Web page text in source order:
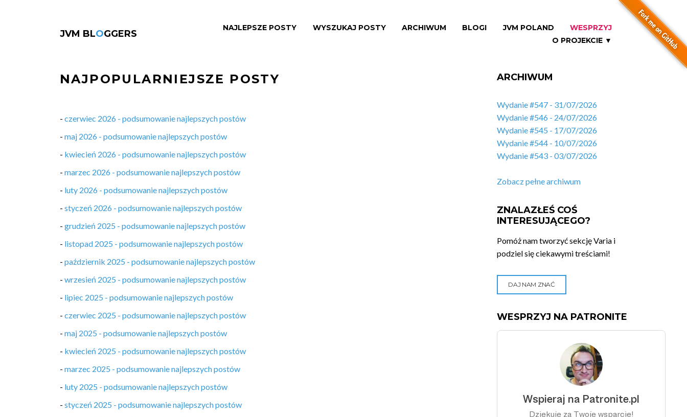
JVM BLOGGERS
NAJLEPSZE POSTY WYSZUKAJ POSTY ARCHIWUM BLOGI JVM POLAND
WESPRZYJ
O PROJEKCIE ▼
NAJPOPULARNIEJSZE POSTY
- czerwiec 2026 - podsumowanie najlepszych postów
- maj 2026 - podsumowanie najlepszych postów
- kwiecień 2026 - podsumowanie najlepszych postów
- marzec 2026 - podsumowanie najlepszych postów
- luty 2026 - podsumowanie najlepszych postów
- styczeń 2026 - podsumowanie najlepszych postów
- grudzień 2025 - podsumowanie najlepszych postów
- listopad 2025 - podsumowanie najlepszych postów
- październik 2025 - podsumowanie najlepszych postów
- wrzesień 2025 - podsumowanie najlepszych postów
- lipiec 2025 - podsumowanie najlepszych postów
- czerwiec 2025 - podsumowanie najlepszych postów
- maj 2025 - podsumowanie najlepszych postów
- kwiecień 2025 - podsumowanie najlepszych postów
- marzec 2025 - podsumowanie najlepszych postów
- luty 2025 - podsumowanie najlepszych postów
- styczeń 2025 - podsumowanie najlepszych postów
ARCHIWUM
Wydanie #547 - 31/07/2026
Wydanie #546 - 24/07/2026
Wydanie #545 - 17/07/2026
Wydanie #544 - 10/07/2026
Wydanie #543 - 03/07/2026
Zobacz pełne archiwum
ZNALAZŁEŚ COŚ
INTERESUJĄCEGO?
Pomóż nam tworzyć sekcję Varia i
podziel się ciekawymi treściami!
DAJ NAM ZNAĆ
WESPRZYJ NA PATRONITE